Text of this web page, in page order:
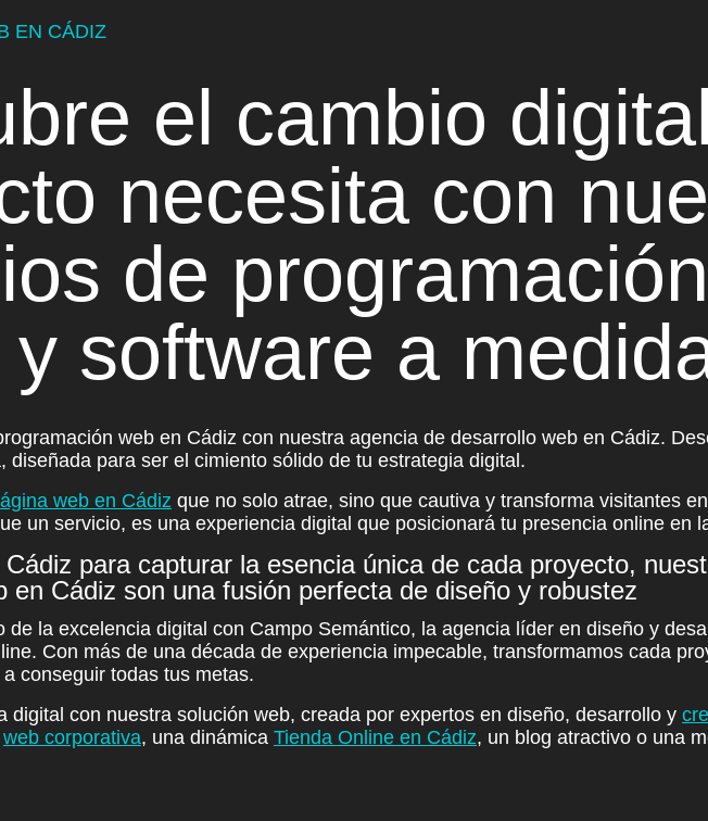
EN CÁDIZ
el cambio digital
necesita con
de
y software a
web en Cádiz con nuestra agencia de desarrollo web en Cádiz.
, diseñada para ser el cimiento sólido de tu estrategia digital.
web en Cádiz que no solo atrae, sino que cautiva y transforma visitantes
un servicio, es una experiencia digital que posicionará tu presencia online en
para capturar la esencia única de cada proyecto,
en Cádiz son una fusión perfecta de diseño y robustez
de la excelencia digital con Campo Semántico, la agencia líder en diseño y
Con más de una década de experiencia impecable, transformamos cada
conseguir todas tus metas.
digital con nuestra solución web, creada por expertos en diseño, desarrollo y
web corporativa, una dinámica Tienda Online en Cádiz, un blog atractivo o una